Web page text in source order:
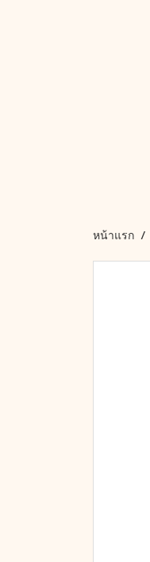
หน้าแรก